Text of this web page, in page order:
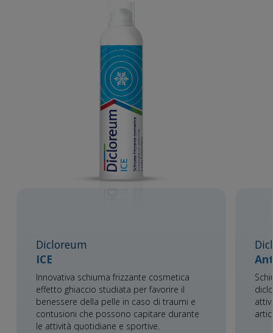
Dicloreum
ICE
Innovativa schiuma frizzante cosmetica
effetto ghiaccio studiata per favorire il
benessere della pelle in caso di traumi e
contusioni che possono capitare durante
le attività quotidiane e sportive.